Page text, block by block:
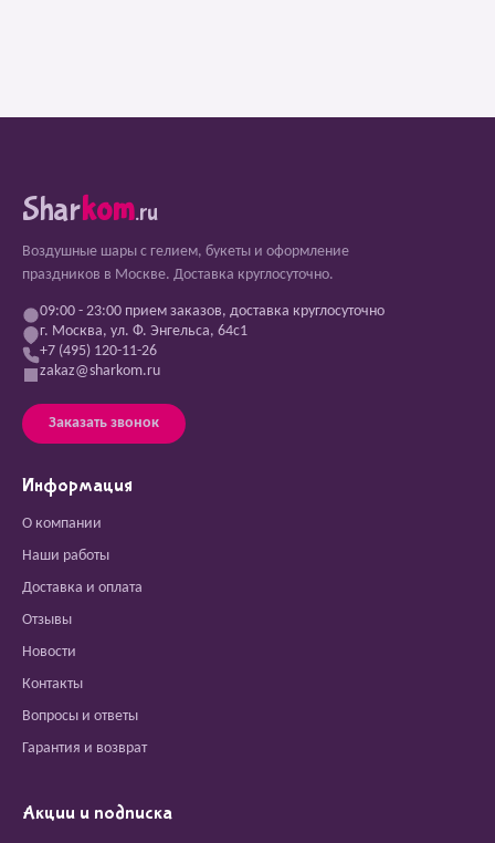
Sharkom.ru
Воздушные шары с гелием, букеты и оформление
праздников в Москве. Доставка круглосуточно.
09:00 - 23:00 прием заказов, доставка круглосуточно
г. Москва, ул. Ф. Энгельса, 64с1
+7 (495) 120-11-26
zakaz@sharkom.ru
Заказать звонок
Информация
О компании
Наши работы
Доставка и оплата
Отзывы
Новости
Контакты
Вопросы и ответы
Гарантия и возврат
Акции и подписка